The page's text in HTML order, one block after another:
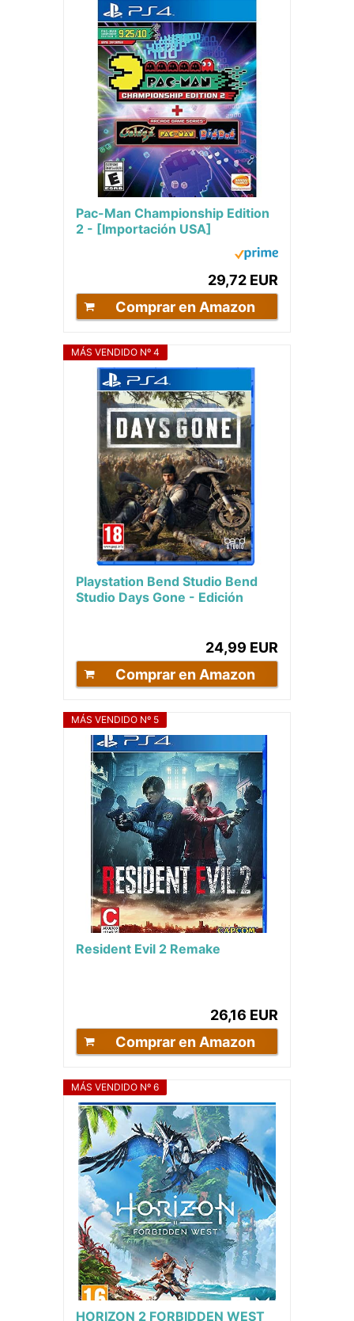
Pac-Man Championship Edition
2 - [Importación USA]
29,72 EUR
Comprar en Amazon
MÁS VENDIDO Nº 4
Playstation Bend Studio Bend
Studio Days Gone - Edición
24,99 EUR
Comprar en Amazon
MÁS VENDIDO Nº 5
Resident Evil 2 Remake
26,16 EUR
Comprar en Amazon
MÁS VENDIDO Nº 6
HORIZON 2 FORBIDDEN WEST